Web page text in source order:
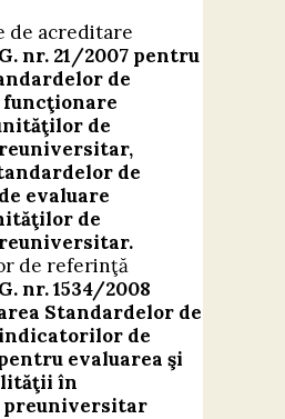
de acreditare
G. nr. 21/2007 pentru
de
funcţionare
de
de
evaluare
de
de referinţă
G. nr. 1534/2008
Standardelor de
de
evaluarea şi
în
preuniversitar